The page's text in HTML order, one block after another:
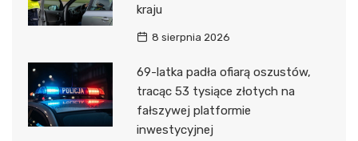
kraju
8 sierpnia 2026
69-latka padła ofiarą oszustów,
tracąc 53 tysiące złotych na
fałszywej platformie
inwestycyjnej